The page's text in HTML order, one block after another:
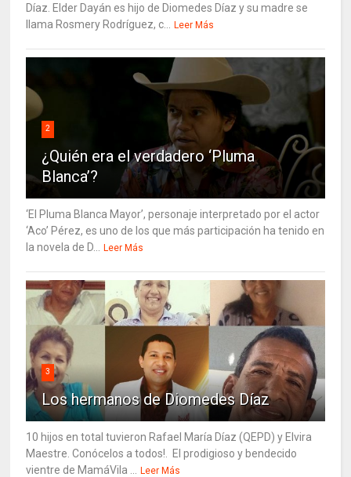
Díaz. Elder Dayán es hijo de Diomedes Díaz y su madre se
llama Rosmery Rodríguez, c...
Leer Más
2
¿Quién era el verdadero ‘Pluma
Blanca’?
‘El Pluma Blanca Mayor’, personaje interpretado por el actor
‘Aco’ Pérez, es uno de los que más participación ha tenido en
la novela de D...
Leer Más
3
Los hermanos de Diomedes Díaz
10 hijos en total tuvieron Rafael María Díaz (QEPD) y Elvira
Maestre. Conócelos a todos!. El prodigioso y bendecido
vientre de MamáVila ...
Leer Más